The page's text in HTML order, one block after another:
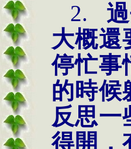
2.
大概還
停忙事
的時候
反思一
得開，